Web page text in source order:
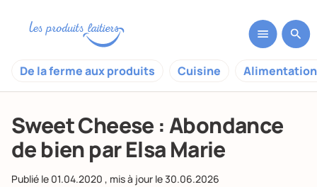
De la ferme aux produits Cuisine
Sweet Cheese : Abondance
de bien par Elsa Marie
Publié le 01.04.2020 , mis à jour le30.06.2026